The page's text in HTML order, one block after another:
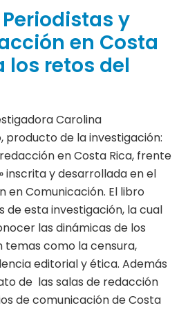
y
en Costa
los retos del
Carolina
producto de la investigación:
en Costa Rica, frente
inscrita y desarrollada en el
en Comunicación. El libro
de esta investigación, la cual
las dinámicas de los
temas como la censura,
editorial y ética. Además
de las salas de redacción
de comunicación de Costa